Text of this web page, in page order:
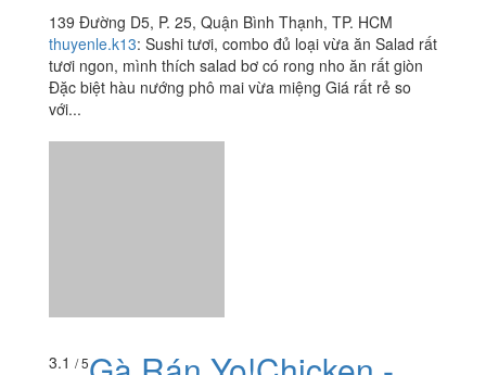
139 Đường D5, P. 25, Quận Bình Thạnh, TP. HCM
thuyenle.k13: Sushi tươi, combo đủ loại vừa ăn Salad rất
tươi ngon, mình thích salad bơ có rong nho ăn rất giòn
Đặc biệt hàu nướng phô mai vừa miệng Giá rất rẻ so
với...
3.1 / 5